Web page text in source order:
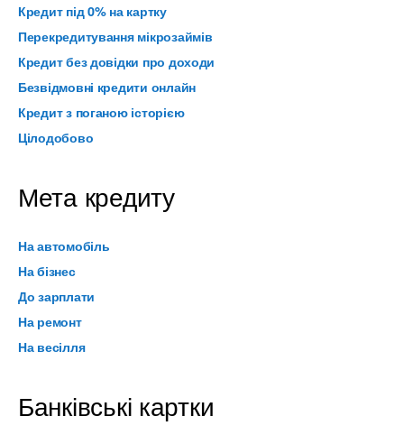
Кредит під 0% на картку
Перекредитування мікрозаймів
Кредит без довідки про доходи
Безвідмовні кредити онлайн
Кредит з поганою історією
Цілодобово
Мета кредиту
На автомобіль
На бізнес
До зарплати
На ремонт
На весілля
Банківські картки